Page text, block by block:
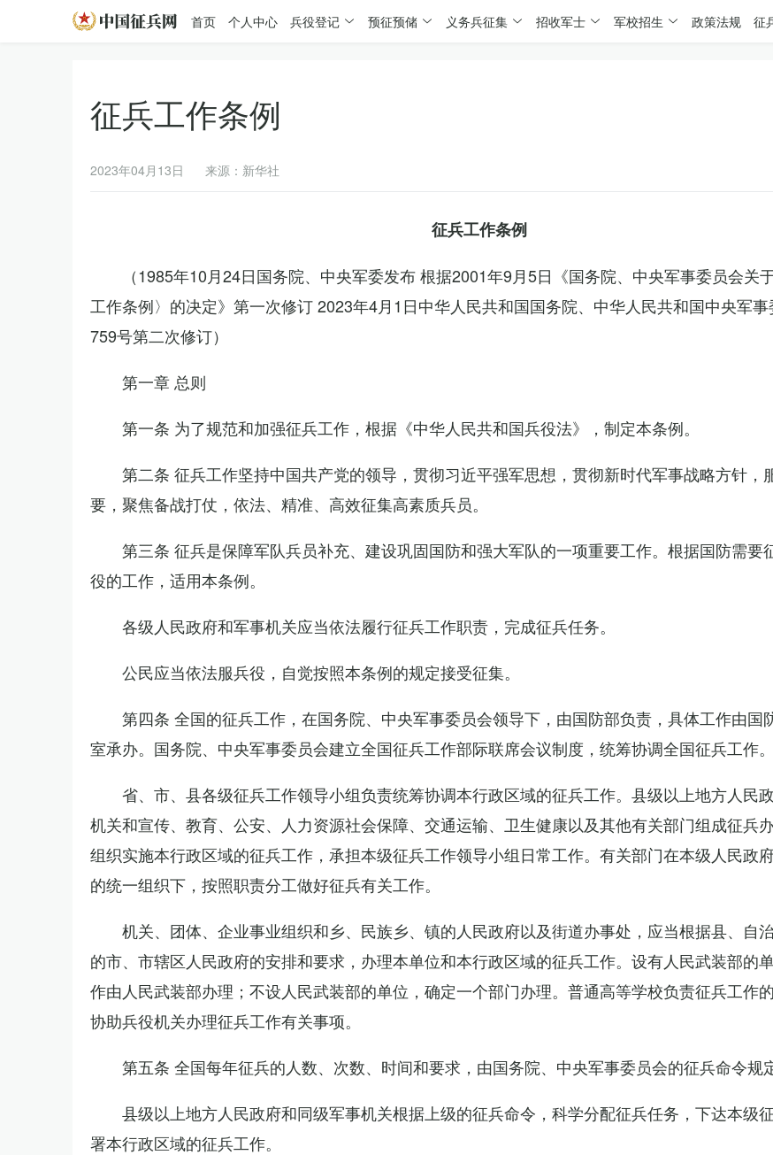
首页 个人中心 兵役登记 预征预储 义务兵征集 招收军士 军校招生 政策法规 征
征兵工作条例
2023年04月13日 来源：新华社
征兵工作条例
（1985年10月24日国务院、中央军委发布 根据2001年9月5日《国务院、中央军事委员会关
工作条例〉的决定》第一次修订 2023年4月1日中华人民共和国国务院、中华人民共和国中央军
759号第二次修订）
第一章 总则
第一条 为了规范和加强征兵工作，根据《中华人民共和国兵役法》，制定本条例。
第二条 征兵工作坚持中国共产党的领导，贯彻习近平强军思想，贯彻新时代军事战略方针，
要，聚焦备战打仗，依法、精准、高效征集高素质兵员。
第三条 征兵是保障军队兵员补充、建设巩固国防和强大军队的一项重要工作。根据国防需要
役的工作，适用本条例。
各级人民政府和军事机关应当依法履行征兵工作职责，完成征兵任务。
公民应当依法服兵役，自觉按照本条例的规定接受征集。
第四条 全国的征兵工作，在国务院、中央军事委员会领导下，由国防部负责，具体工作由国
室承办。国务院、中央军事委员会建立全国征兵工作部际联席会议制度，统筹协调全国征兵工作。
省、市、县各级征兵工作领导小组负责统筹协调本行政区域的征兵工作。县级以上地方人民
机关和宣传、教育、公安、人力资源社会保障、交通运输、卫生健康以及其他有关部门组成征兵
组织实施本行政区域的征兵工作，承担本级征兵工作领导小组日常工作。有关部门在本级人民政
的统一组织下，按照职责分工做好征兵有关工作。
机关、团体、企业事业组织和乡、民族乡、镇的人民政府以及街道办事处，应当根据县、自
的市、市辖区人民政府的安排和要求，办理本单位和本行政区域的征兵工作。设有人民武装部的
作由人民武装部办理；不设人民武装部的单位，确定一个部门办理。普通高等学校负责征兵工作
协助兵役机关办理征兵工作有关事项。
第五条 全国每年征兵的人数、次数、时间和要求，由国务院、中央军事委员会的征兵命令规定
县级以上地方人民政府和同级军事机关根据上级的征兵命令，科学分配征兵任务，下达本级
署本行政区域的征兵工作。